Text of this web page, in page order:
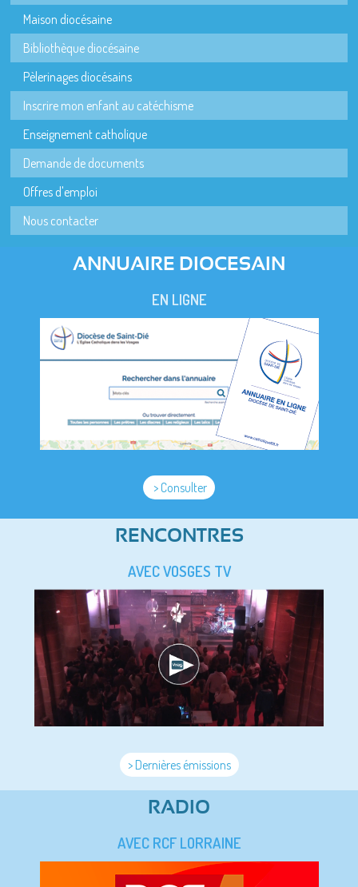
Maison diocésaine
Bibliothèque diocésaine
Pèlerinages diocésains
Inscrire mon enfant au catéchisme
Enseignement catholique
Demande de documents
Offres d'emploi
Nous contacter
ANNUAIRE DIOCESAIN
EN LIGNE
> Consulter
RENCONTRES
AVEC VOSGES TV
> Dernières émissions
RADIO
AVEC RCF LORRAINE